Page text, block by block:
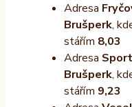
Adresa
Brušperk,
stářím 8,03
Adresa
Brušperk,
stářím 9,23